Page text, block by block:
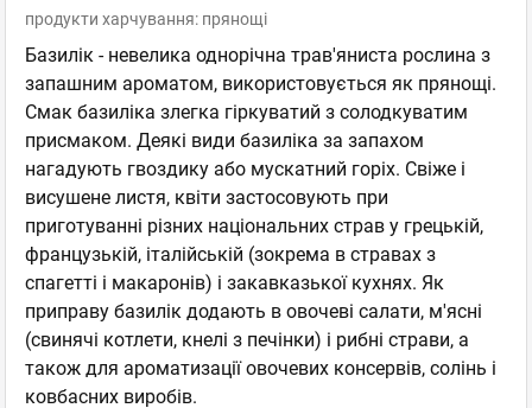
продукти харчування: прянощі
Базилік - невелика однорічна трав'яниста рослина з
запашним ароматом, використовується як прянощі.
Смак базиліка злегка гіркуватий з солодкуватим
присмаком. Деякі види базиліка за запахом
нагадують гвоздику або мускатний горіх. Свіже і
висушене листя, квіти застосовують при
приготуванні різних національних страв у грецькій,
французькій, італійській (зокрема в стравах з
спагетті і макаронів) і закавказької кухнях. Як
приправу базилік додають в овочеві салати, м'ясні
(свинячі котлети, кнелі з печінки) і рибні страви, а
також для ароматизації овочевих консервів, солінь і
ковбасних виробів.